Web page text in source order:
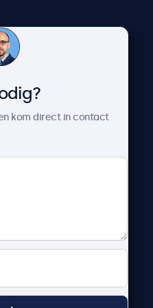
Beetronics
updates
Beetronics
voorwaarden
kom direct in contact